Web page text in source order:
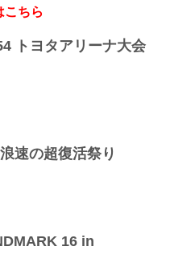
23日（祝・水）12:30開場（予
開始（予定）
始時間は予定です。決定次第
前後することがありますので
さい。
ちら
トヨタアリーナ大会
速の超復活祭り
16 in